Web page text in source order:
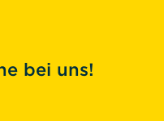
bei uns!